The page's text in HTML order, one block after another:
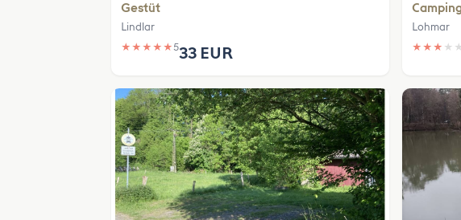
Gestüt
Lindlar
★ ★ ★ ★ ★533 EUR
Lohmar
★ ★ ★ ★